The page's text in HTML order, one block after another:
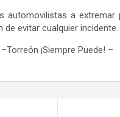
automovilistas a extremar
de evitar cualquier incidente.
–Torreón ¡Siempre Puede! –